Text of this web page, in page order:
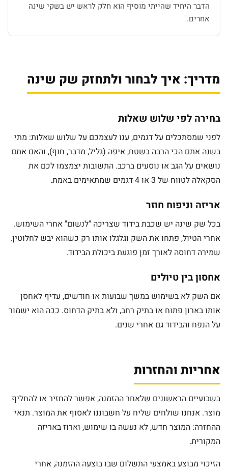
הדבר היחיד שהייתי מוסיף הוא חלק לראש יש בשקי שינה
אחרים."
מדריך: איך לבחור ולתחזק שק שינה
בחירה לפי שלוש שאלות
לפני שמסתכלים על דגמים, ענו לעצמכם על שלוש שאלות: מתי
בשנה אתם הכי הרבה בשטח, איפה (גליל, מדבר, חוף), והאם אתם
נושאים על הגב או נוסעים ברכב. התשובות יצמצמו לכם את
הסקאלה לטווח של 3 או 4 דגמים שמתאימים באמת.
אריזה וניפוח חוזר
בכל שק שינה יש שכבת בידוד שצריכה "לנשום" אחרי השימוש.
אחרי הטיול, פתחו את השק וגלגלו אותו רק כשהוא יבש לחלוטין.
שמירה דחוסה לאורך זמן פוגעת ביכולת הבידוד.
אחסון בין טיולים
אם השק לא בשימוש במשך שבועות או חודשים, עדיף לאחסן
אותו בארון פתוח או בתיק רחב, ולא בתיק הדחוס. ככה הוא ישמור
על הנפח והבידוד גם אחרי שנים.
אחריות והחזרות
בשבועיים הראשונים שלאחר ההזמנה, אפשר להחזיר או להחליף
מוצר. אנחנו שולחים שליח על חשבוננו לאסוף את המוצר. תנאי
ההחזרה: המוצר חדש, לא נעשה בו שימוש, וארוז באריזה
המקורית.
הזיכוי מבוצע באמצעי התשלום שבו בוצעה ההזמנה, אחרי